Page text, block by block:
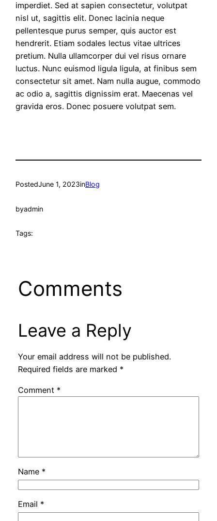
imperdiet. Sed at sapien consectetur, volutpat
nisl ut, sagittis elit. Donec lacinia neque
pellentesque purus semper, quis auctor est
hendrerit. Etiam sodales lectus vitae ultrices
pretium. Nulla ullamcorper dui vel risus ornare
luctus. Nunc euismod ligula ligula, at finibus sem
consectetur sit amet. Nam nulla augue, commodo
ac odio a, sagittis dignissim erat. Maecenas vel
gravida eros. Donec posuere volutpat sem.
PostedJune 1, 2023inBlog
byadmin
Tags:
Comments
Leave a Reply
Your email address will not be published.
Required fields are marked *
Comment *
Name *
Email *